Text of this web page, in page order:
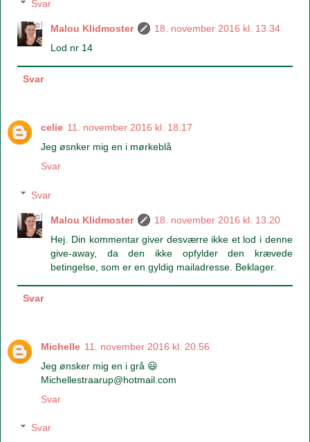
Svar
Malou Klidmoster
18. november 2016 kl. 13.34
Lod nr 14
Svar
celie 11. november 2016 kl. 18.17
Jeg øsnker mig en i mørkeblå
Svar
Svar
Malou Klidmoster
18. november 2016 kl. 13.20
Hej. Din kommentar giver desværre ikke et lod i denne
give-away, da den ikke opfylder den krævede
betingelse, som er en gyldig mailadresse. Beklager.
Svar
Michelle 11. november 2016 kl. 20.56
Jeg ønsker mig en i grå 😃
Michellestraarup@hotmail.com
Svar
Svar